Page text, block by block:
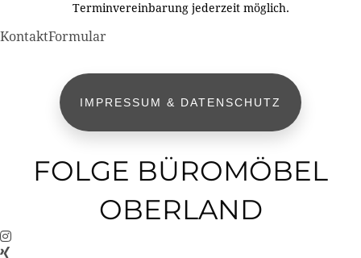
Terminvereinbarung jederzeit möglich.
KontaktFormular
IMPRESSUM & DATENSCHUTZ
FOLGE BÜROMÖBEL
OBERLAND